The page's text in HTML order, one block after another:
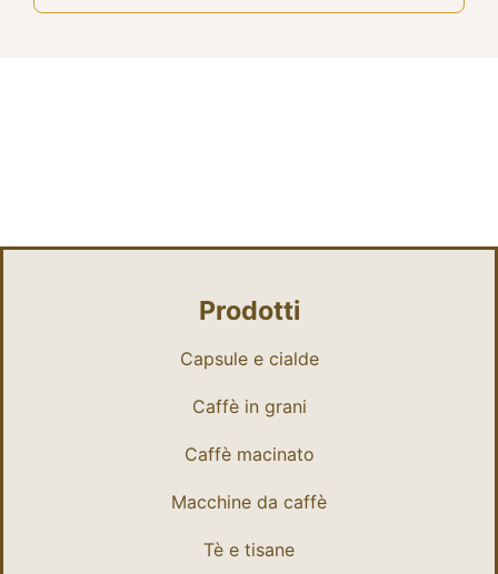
Prodotti
Capsule e cialde
Caffè in grani
Caffè macinato
Macchine da caffè
Tè e tisane